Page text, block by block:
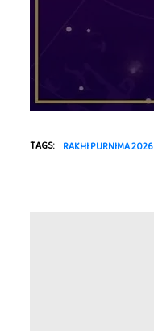
TAGS: RAKHI PURNIMA 2026